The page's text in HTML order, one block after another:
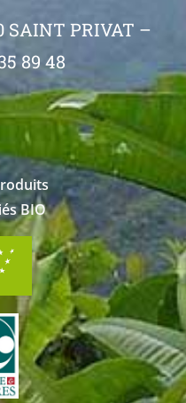
SAINT PRIVAT –
89 48
BIO